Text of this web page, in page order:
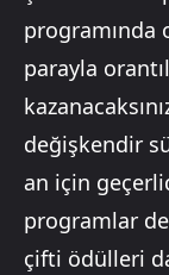
programında
parayla
değişkendir
an için
programlar
çifti ödülleri